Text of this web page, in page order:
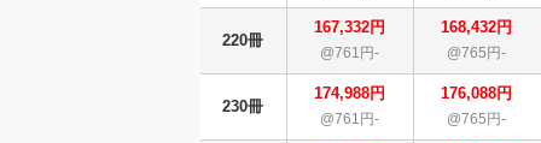
220冊
167,332円
@761円-
168,432円
@765円-
230冊
174,988円
@761円-
176,088円
@765円-